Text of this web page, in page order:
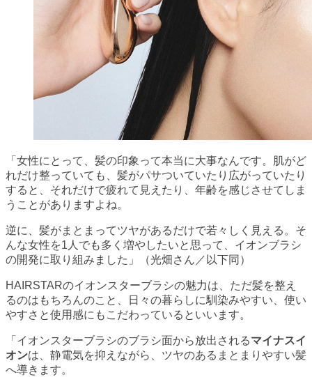
「女性にとって、髪の印象って本当に大事なんです。肌がど
れだけ整っていても、髪がパサついていたり広がっていたり
すると、それだけで疲れて見えたり、年齢を感じさせてしま
うことがありますよね。
逆に、髪がまとまってツヤがあるだけで若々しく見える。そ
んな女性を1人でも多く増やしたいと思って、イオンブラシ
の開発に取り組みました」（光畑さん／以下同）
HAIRSTARのイオンスターブラシの魅力は、ただ髪を整え
るのはもちろんのこと、日々の暮らしに馴染みやすい、使い
やすさと使用感にもこだわっているといいます。
「イオンスターブラシのブラシ面から放出されるマイナスイ
オンは、静電気を抑えながら、ツヤのあるまとまりやすい髪
へ導きます。